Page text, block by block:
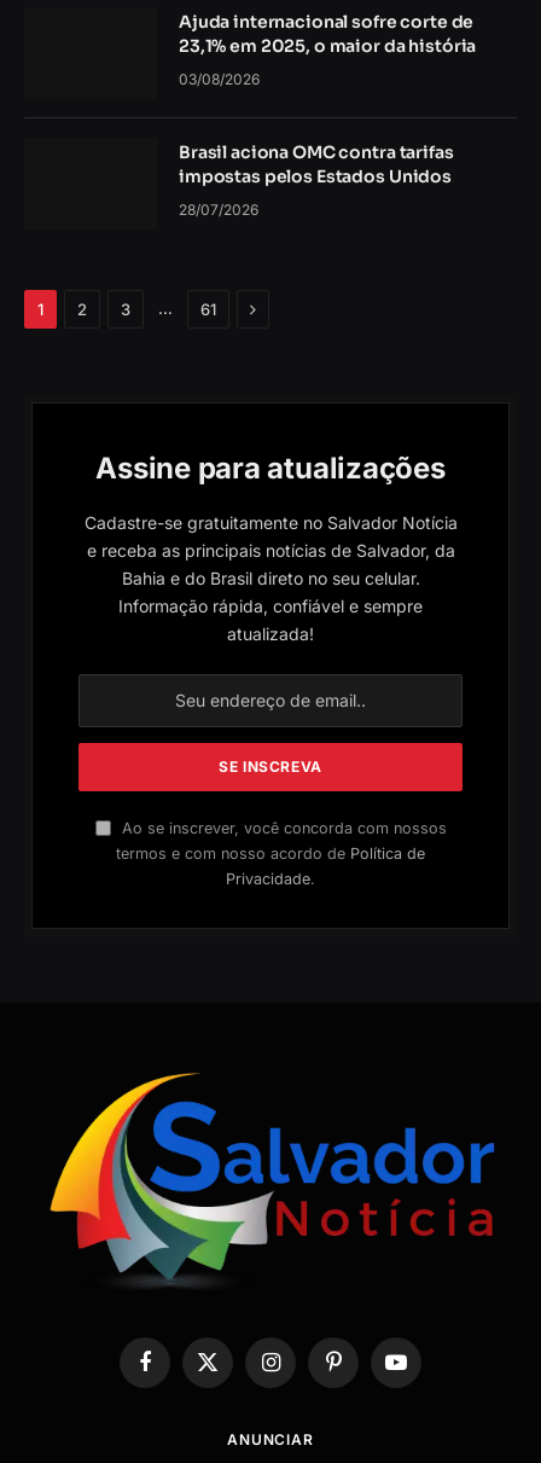
Ajuda internacional sofre corte de
23,1% em 2025, o maior da história
03/08/2026
Brasil aciona OMC contra tarifas
impostas pelos Estados Unidos
28/07/2026
1 2 3 … 61 Próximo
Assine para atualizações
Cadastre-se gratuitamente no Salvador Notícia
e receba as principais notícias de Salvador, da
Bahia e do Brasil direto no seu celular.
Informação rápida, confiável e sempre
atualizada!
Ao se inscrever, você concorda com nossos
termos e com nosso acordo de Política de
Privacidade.
Facebook
X
(Twitter)
InstagramPinterestYouTube
ANUNCIAR